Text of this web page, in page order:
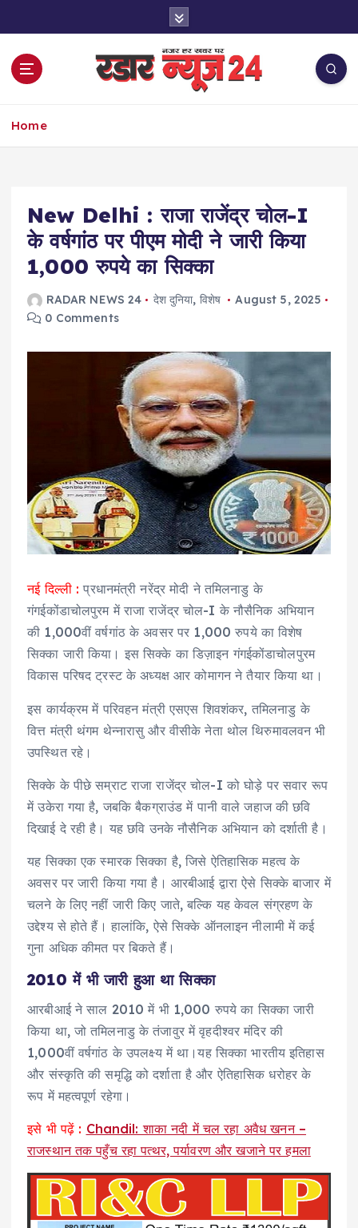
Home
New Delhi : राजा राजेंद्र चोल-I
के वर्षगांठ पर पीएम मोदी ने जारी किया
1,000 रुपये का सिक्का
RADAR NEWS 24 देश दुनिया, विशेष
August 5, 2025
0 Comments
नई दिल्ली :प्रधानमंत्री नरेंद्र मोदी ने तमिलनाडु के
गंगईकोंडाचोलपुरम में राजा राजेंद्र चोल-I के नौसैनिक अभियान
की 1,000वीं वर्षगांठ के अवसर पर 1,000 रुपये का विशेष
सिक्का जारी किया। इस सिक्के का डिज़ाइन गंगईकोंडाचोलपुरम
विकास परिषद ट्रस्ट के अध्यक्ष आर कोमागन ने तैयार किया था।
इस कार्यक्रम में परिवहन मंत्री एसएस शिवशंकर, तमिलनाडु के
वित्त मंत्री थंगम थेन्नारासु और वीसीके नेता थोल थिरुमावलवन भी
उपस्थित रहे।
सिक्के के पीछे सम्राट राजा राजेंद्र चोल-I को घोड़े पर सवार रूप
में उकेरा गया है, जबकि बैकग्राउंड में पानी वाले जहाज की छवि
दिखाई दे रही है। यह छवि उनके नौसैनिक अभियान को दर्शाती है।
यह सिक्का एक स्मारक सिक्का है, जिसे ऐतिहासिक महत्व के
अवसर पर जारी किया गया है। आरबीआई द्वारा ऐसे सिक्के बाजार में
चलने के लिए नहीं जारी किए जाते, बल्कि यह केवल संग्रहण के
उद्देश्य से होते हैं। हालांकि, ऐसे सिक्के ऑनलाइन नीलामी में कई
गुना अधिक कीमत पर बिकते हैं।
2010 में भी जारी हुआ था सिक्का
आरबीआई ने साल 2010 में भी 1,000 रुपये का सिक्का जारी
किया था, जो तमिलनाडु के तंजावुर में वृहदीश्वर मंदिर की
1,000वीं वर्षगांठ के उपलक्ष्य में था।यह सिक्का भारतीय इतिहास
और संस्कृति की समृद्धि को दर्शाता है और ऐतिहासिक धरोहर के
रूप में महत्वपूर्ण रहेगा।
इसे भी पढ़ें : Chandil: शाका नदी में चल रहा अवैध खनन –
राजस्थान तक पहुँच रहा पत्थर, पर्यावरण और खजाने पर हमला